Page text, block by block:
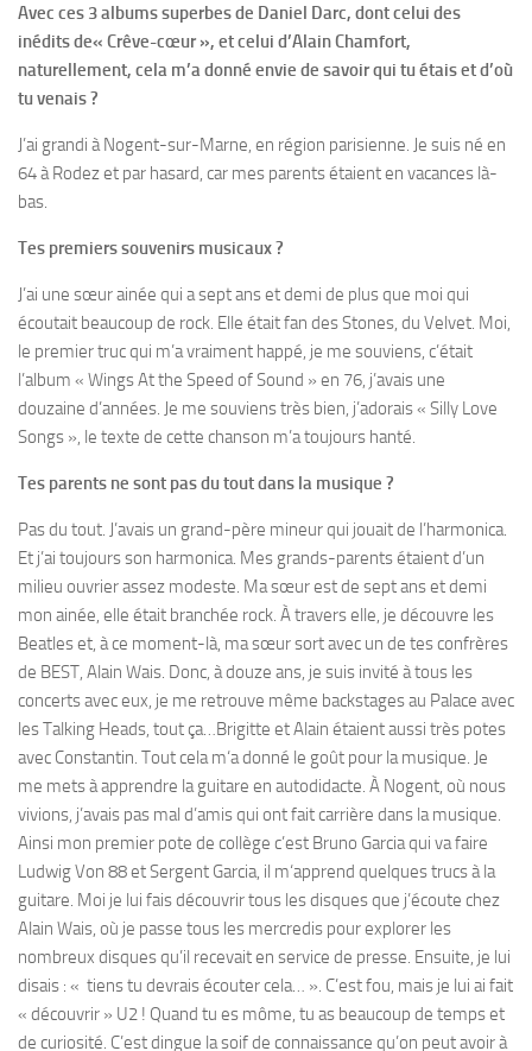
Avec ces 3 albums superbes de Daniel Darc, dont celui des
inédits de« Crêve-cœur », et celui d’Alain Chamfort,
naturellement, cela m’a donné envie de savoir qui tu étais et d’où
tu venais ?
J’ai grandi à Nogent-sur-Marne, en région parisienne. Je suis né en
64 à Rodez et par hasard, car mes parents étaient en vacances là-
bas.
Tes premiers souvenirs musicaux ?
J’ai une sœur ainée qui a sept ans et demi de plus que moi qui
écoutait beaucoup de rock. Elle était fan des Stones, du Velvet. Moi,
le premier truc qui m’a vraiment happé, je me souviens, c’était
l’album « Wings At the Speed of Sound » en 76, j’avais une
douzaine d’années. Je me souviens très bien, j’adorais « Silly Love
Songs », le texte de cette chanson m’a toujours hanté.
Tes parents ne sont pas du tout dans la musique ?
Pas du tout. J’avais un grand-père mineur qui jouait de l’harmonica.
Et j’ai toujours son harmonica. Mes grands-parents étaient d’un
milieu ouvrier assez modeste. Ma sœur est de sept ans et demi
mon ainée, elle était branchée rock. À travers elle, je découvre les
Beatles et, à ce moment-là, ma sœur sort avec un de tes confrères
de BEST, Alain Wais. Donc, à douze ans, je suis invité à tous les
concerts avec eux, je me retrouve même backstages au Palace avec
les Talking Heads, tout ça…Brigitte et Alain étaient aussi très potes
avec Constantin. Tout cela m‘a donné le goût pour la musique. Je
me mets à apprendre la guitare en autodidacte. À Nogent, où nous
vivions, j’avais pas mal d’amis qui ont fait carrière dans la musique.
Ainsi mon premier pote de collège c’est Bruno Garcia qui va faire
Ludwig Von 88 et Sergent Garcia, il m‘apprend quelques trucs à la
guitare. Moi je lui fais découvrir tous les disques que j’écoute chez
Alain Wais, où je passe tous les mercredis pour explorer les
nombreux disques qu’il recevait en service de presse. Ensuite, je lui
disais : « tiens tu devrais écouter cela… ». C’est fou, mais je lui ai fait
« découvrir » U2 ! Quand tu es môme, tu as beaucoup de temps et
de curiosité. C’est dingue la soif de connaissance qu’on peut avoir à